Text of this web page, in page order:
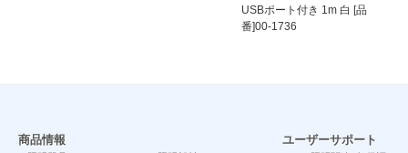
USBポート付き 1m 白 [品
番]00-1736
商品情報 ユーザーサポート